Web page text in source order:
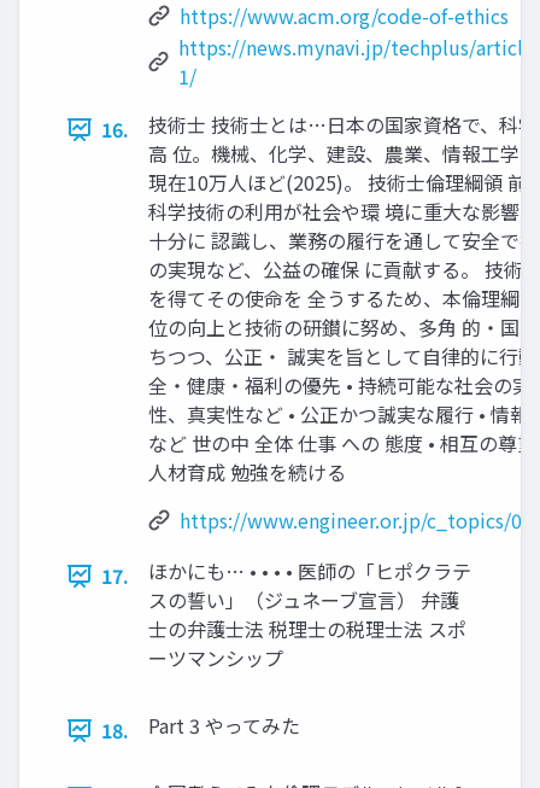
https://www.acm.org/code-of-ethics
https://news.mynavi.jp/techplus/
1/
16.
技術士 技術士とは…日本の国家資格で、科
高 位。機械、化学、建設、農業、情報工学
現在10万人ほど(2025)。 技術士倫理綱領 前
科学技術の利用が社会や環 境に重大な影響
十分に 認識し、業務の履行を通して安全で
の実現など、公益の確保 に貢献する。 技術
を得てその使命を 全うするため、本倫理綱
位の向上と技術の研鑚に努め、多角 的・国
ちつつ、公正・ 誠実を旨として自律的に行
全・健康・福利の優先 • 持続可能な社会の実
性、真実性など • 公正かつ誠実な履行 • 情報
など 世の中 全体 仕事 への 態度 • 相互の尊
人材育成 勉強を続ける
https://www.engineer.or.jp/c_topics/
17.
ほかにも… • • • • 医師の「ヒポクラテ
スの誓い」（ジュネーブ宣言） 弁護
士の弁護士法 税理士の税理士法 スポ
ーツマンシップ
18. Part 3 やってみた